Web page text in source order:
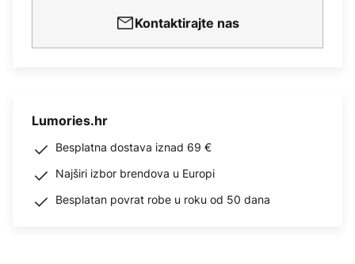
Kontaktirajte nas
Lumories.hr
Besplatna dostava iznad 69 €
Najširi izbor brendova u Europi
Besplatan povrat robe u roku od 50 dana